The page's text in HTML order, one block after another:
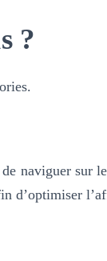
?
naviguer sur
d’optimiser